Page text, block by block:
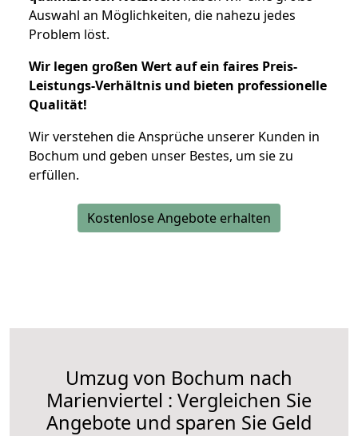
Auswahl an Möglichkeiten, die nahezu jedes
Problem löst.
Wir legen großen Wert auf ein faires Preis-
Leistungs-Verhältnis und bieten professionelle
Qualität!
Wir verstehen die Ansprüche unserer Kunden in
Bochum und geben unser Bestes, um sie zu
erfüllen.
Kostenlose Angebote erhalten
Umzug von Bochum nach
Marienviertel : Vergleichen Sie
Angebote und sparen Sie Geld